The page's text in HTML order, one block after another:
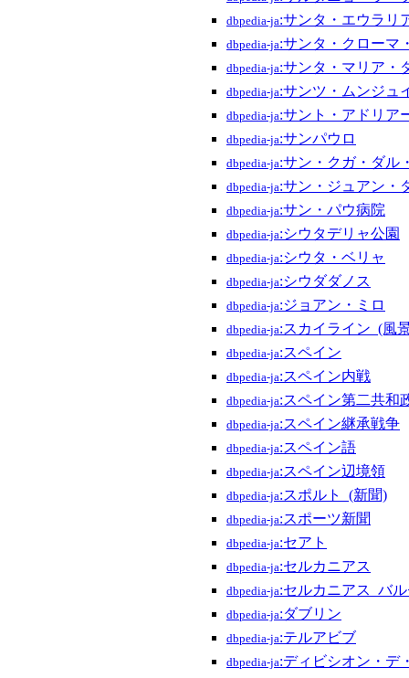
dbpedia-ja:サンタ・エウラリ
dbpedia-ja:サンタ・クローマ
dbpedia-ja:サンタ・マリア・
dbpedia-ja:サンツ・ムンジュ
dbpedia-ja:サント・アドリア
dbpedia-ja:サンパウロ
dbpedia-ja:サン・クガ・ダル
dbpedia-ja:サン・ジュアン・
dbpedia-ja:サン・パウ病院
dbpedia-ja:シウタデリャ公園
dbpedia-ja:シウタ・ベリャ
dbpedia-ja:シウダダノス
dbpedia-ja:ジョアン・ミロ
dbpedia-ja:スカイライン_(風
dbpedia-ja:スペイン
dbpedia-ja:スペイン内戦
dbpedia-ja:スペイン第二共和
dbpedia-ja:スペイン継承戦争
dbpedia-ja:スペイン語
dbpedia-ja:スペイン辺境領
dbpedia-ja:スポルト_(新聞)
dbpedia-ja:スポーツ新聞
dbpedia-ja:セアト
dbpedia-ja:セルカニアス
dbpedia-ja:セルカニアス_バ
dbpedia-ja:ダブリン
dbpedia-ja:テルアビブ
dbpedia-ja:ディビシオン・デ